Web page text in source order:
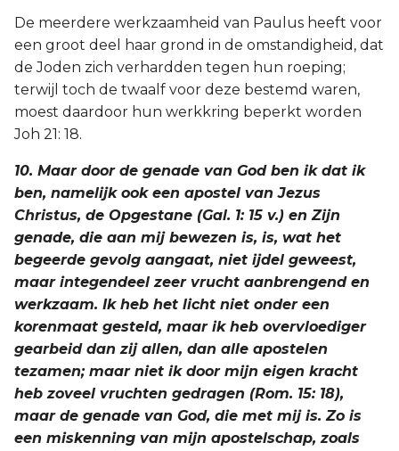
De meerdere werkzaamheid van Paulus heeft voor
een groot deel haar grond in de omstandigheid, dat
de Joden zich verhardden tegen hun roeping;
terwijl toch de twaalf voor deze bestemd waren,
moest daardoor hun werkkring beperkt worden
Joh 21: 18.
10. Maar door de genade van God ben ik dat ik
ben, namelijk ook een apostel van Jezus
Christus, de Opgestane (Gal. 1: 15 v.) en Zijn
genade, die aan mij bewezen is, is, wat het
begeerde gevolg aangaat, niet ijdel geweest,
maar integendeel zeer vrucht aanbrengend en
werkzaam. Ik heb het licht niet onder een
korenmaat gesteld, maar ik heb overvloediger
gearbeid dan zij allen, dan alle apostelen
tezamen; maar niet ik door mijn eigen kracht
heb zoveel vruchten gedragen (Rom. 15: 18),
maar de genade van God, die met mij is. Zo is
een miskenning van mijn apostelschap, zoals